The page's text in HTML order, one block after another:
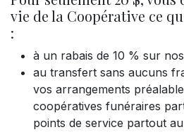
vie de la Coopérative ce
:
à un rabais de 10 % sur
au transfert sans aucuns
vos arrangements
coopératives funéraires
points de service partout